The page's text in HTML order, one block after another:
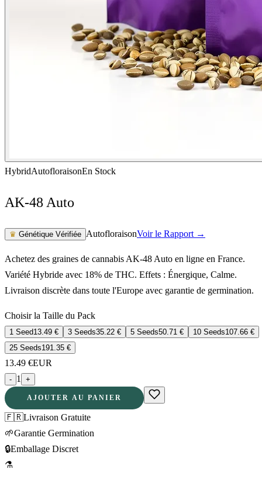
HybridAutofloraisonEn Stock
AK-48 Auto
♛ Génétique Vérifiée AutofloraisonVoir le Rapport →
Achetez des graines de cannabis AK-48 Auto en ligne en France.
Variété Hybride avec 18% de THC. Effets : Énergique, Calme.
Livraison discrète dans toute l'Europe avec garantie de germination.
Choisir la Taille du Pack
1 Seed13.49 € 3 Seeds35.22 € 5 Seeds50.71 € 10 Seeds107.66 €
25 Seeds191.35 €
13.49 €EUR
- 1 +
AJOUTER AU PANIER
🇫🇷Livraison Gratuite
🌱Garantie Germination
🔒Emballage Discret
⚗